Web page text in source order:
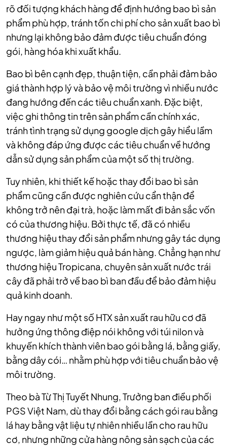
rõ đối tượng khách hàng để định hướng bao bì sản
phẩm phù hợp, tránh tốn chi phí cho sản xuất bao bì
nhưng lại không bảo đảm được tiêu chuẩn đóng
gói, hàng hóa khi xuất khẩu.
Bao bì bên cạnh đẹp, thuận tiện, cần phải đảm bảo
giá thành hợp lý và bảo vệ môi trường vì nhiều nước
đang hướng đến các tiêu chuẩn xanh. Đặc biệt,
việc ghi thông tin trên sản phẩm cần chính xác,
tránh tình trạng sử dụng google dịch gây hiểu lầm
và không đáp ứng được các tiêu chuẩn về hướng
dẫn sử dụng sản phẩm của một số thị trường.
Tuy nhiên, khi thiết kế hoặc thay đổi bao bì sản
phẩm cũng cần được nghiên cứu cẩn thận để
không trở nên đại trà, hoặc làm mất đi bản sắc vốn
có của thương hiệu. Bởi thực tế, đã có nhiều
thương hiệu thay đổi sản phẩm nhưng gây tác dụng
ngược, làm giảm hiệu quả bán hàng. Chẳng hạn như
thương hiệu Tropicana, chuyên sản xuất nước trái
cây đã phải trở về bao bì ban đầu để bảo đảm hiệu
quả kinh doanh.
Hay ngay như một số HTX sản xuất rau hữu cơ đã
hưởng ứng thông điệp nói không với túi nilon và
khuyến khích thành viên bao gói bằng lá, bằng giấy,
bằng dây cói… nhằm phù hợp với tiêu chuẩn bảo vệ
môi trường.
Theo bà Từ Thị Tuyết Nhung, Trưởng ban điều phối
PGS Việt Nam, dù thay đổi bằng cách gói rau bằng
lá hay bằng vật liệu tự nhiên nhiều lần cho rau hữu
cơ, nhưng những cửa hàng nông sản sạch của các